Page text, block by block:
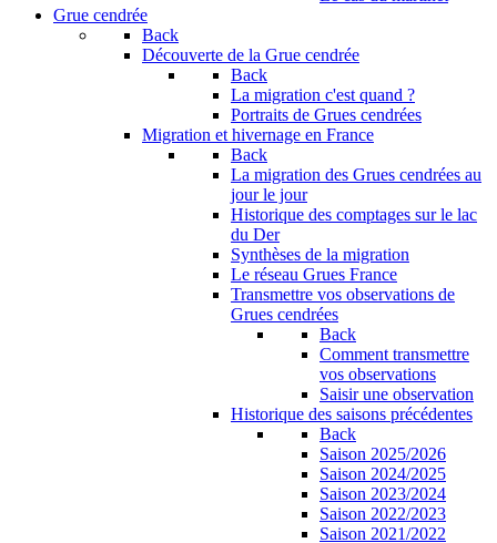
Grue cendrée
Back
Découverte de la Grue cendrée
Back
La migration c'est quand ?
Portraits de Grues cendrées
Migration et hivernage en France
Back
La migration des Grues cendrées au
jour le jour
Historique des comptages sur le lac
du Der
Synthèses de la migration
Le réseau Grues France
Transmettre vos observations de
Grues cendrées
Back
Comment transmettre
vos observations
Saisir une observation
Historique des saisons précédentes
Back
Saison 2025/2026
Saison 2024/2025
Saison 2023/2024
Saison 2022/2023
Saison 2021/2022